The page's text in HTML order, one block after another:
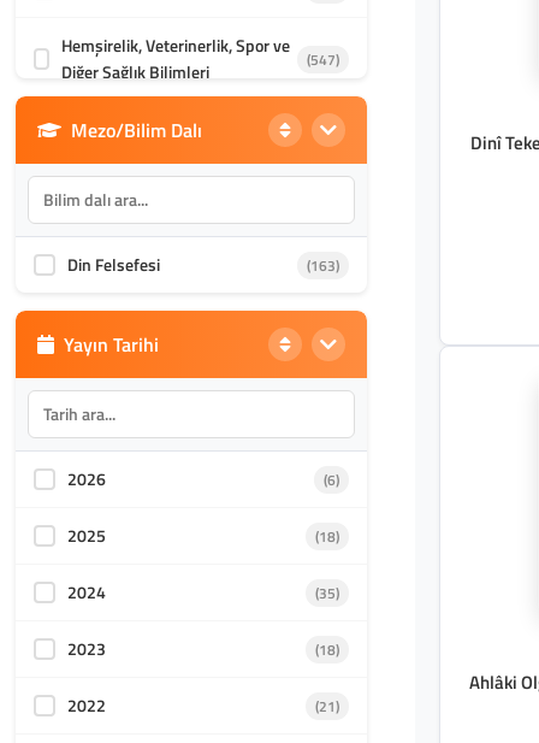
Hemşirelik, Veterinerlik, Spor ve
Diğer Sağlık Bilimleri
(547)
Din Bilimleri (1985)
İletişim, Mimarlık ve Güzel
Sanatlar
Akademik Kültür (1587)
Mezo/Bilim Dalı
Din Felsefesi (163)
Yayın Tarihi
2026 (6)
2025 (18)
2024 (35)
2023 (18)
2022 (21)
Dinî
Ahlâki